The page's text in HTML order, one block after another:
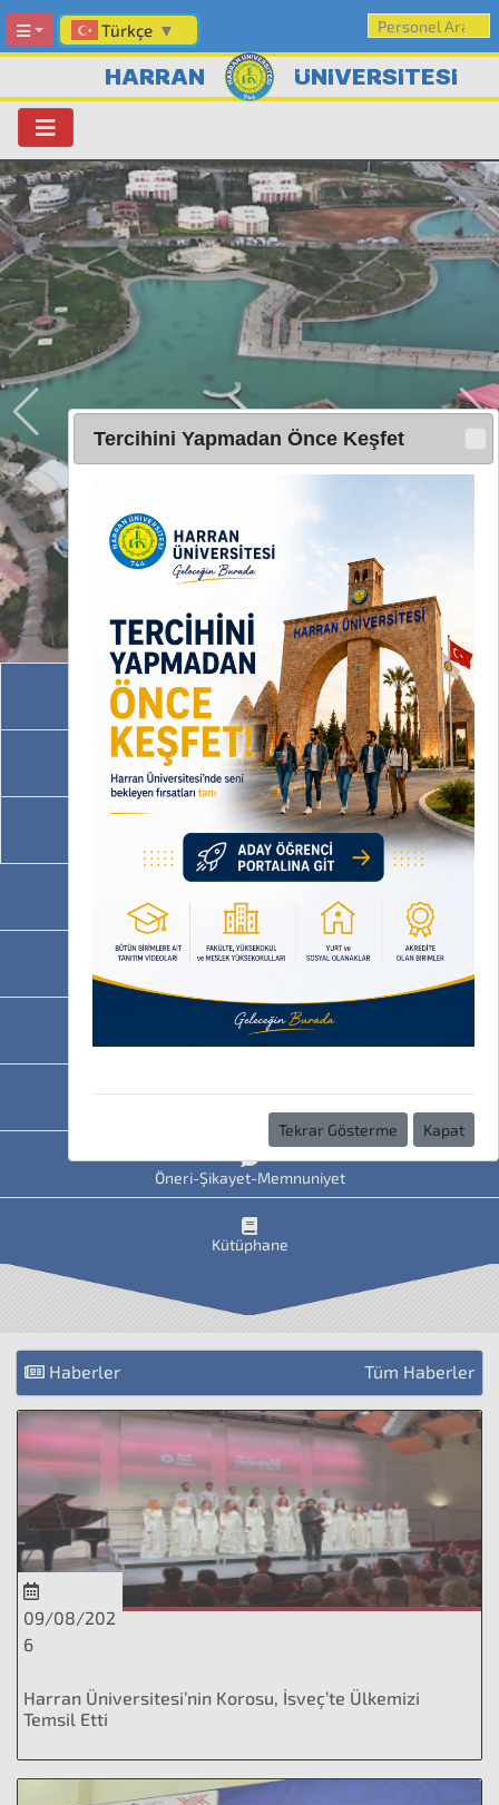
Türkçe ▼
HARRAN ÜNİVERSİTESİ
Akademik Birimler
İdari Birimler
Programlarımız
OBS
HAVİS
Uzaktan Eğitim
Öneri-Şikayet-Memnuniyet
Kütüphane
Haberler Tüm Haberler
09/08/202
6
Harran Üniversitesi’nin Korosu, İsveç’te Ülkemizi
Temsil Etti
Tercihini Yapmadan Önce Keşfet
Tekrar Gösterme Kapat